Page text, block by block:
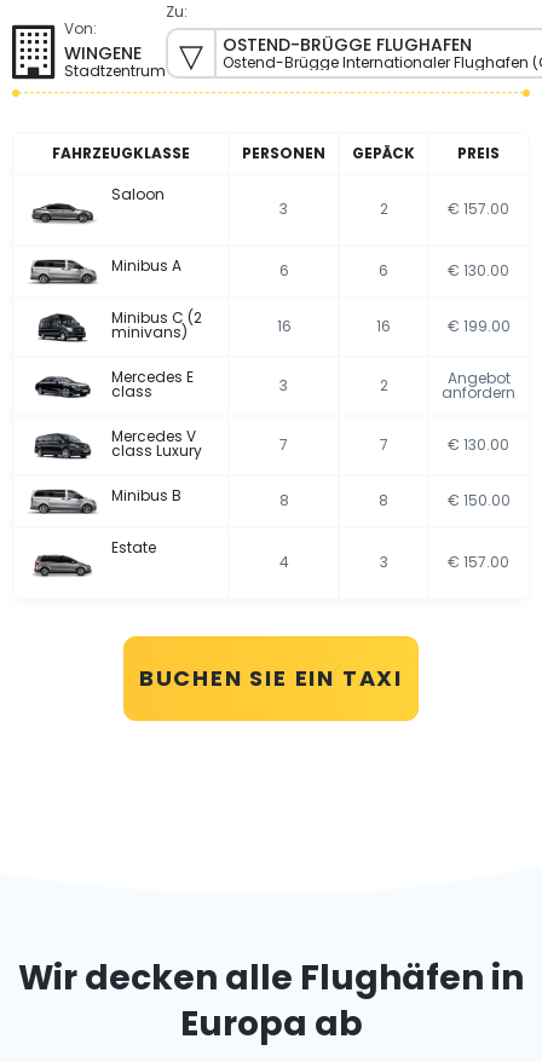
Von:
WINGENE
Stadtzentrum
Zu:
OSTEND-BRÜGGE FLUGHAFEN
Ostend-Brügge Internationaler Flughafen
FAHRZEUGKLASSE PERSONEN GEPÄCK
PREIS
Saloon
3 2 € 157.00
Minibus A 6 6 € 130.00
Minibus C (2
minivans) 16 16 € 199.00
Mercedes E
class 3 2 Angebot
anfordern
Mercedes V
class Luxury 7 7 € 130.00
Minibus B 8 8 € 150.00
Estate
4 3 € 157.00
BUCHEN SIE EIN TAXI
Wir decken alle Flughäfen in
Europa ab